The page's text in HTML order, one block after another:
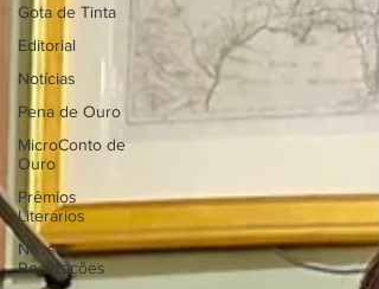
Gota de Tinta
Editorial
Notícias
Pena de Ouro
MicroConto de
Ouro
Prêmios
Literários
Nossas
Realizações